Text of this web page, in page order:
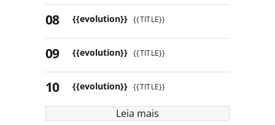
{{evolution}} {{TITLE}}
{{evolution}} {{TITLE}}
{{evolution}} {{TITLE}}
Leia mais